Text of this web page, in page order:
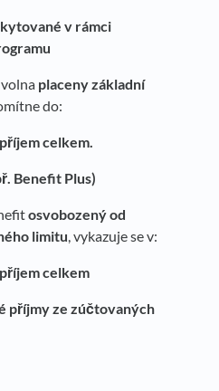
v rámci
placeny základní
do:
celkem.
Benefit Plus)
osvobozený od
limitu, vykazuje se v:
celkem
příjmy ze zúčtovaných